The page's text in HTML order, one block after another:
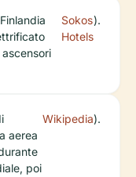
Sokos
Hotels
).
aerea
poi
Wikipedia).